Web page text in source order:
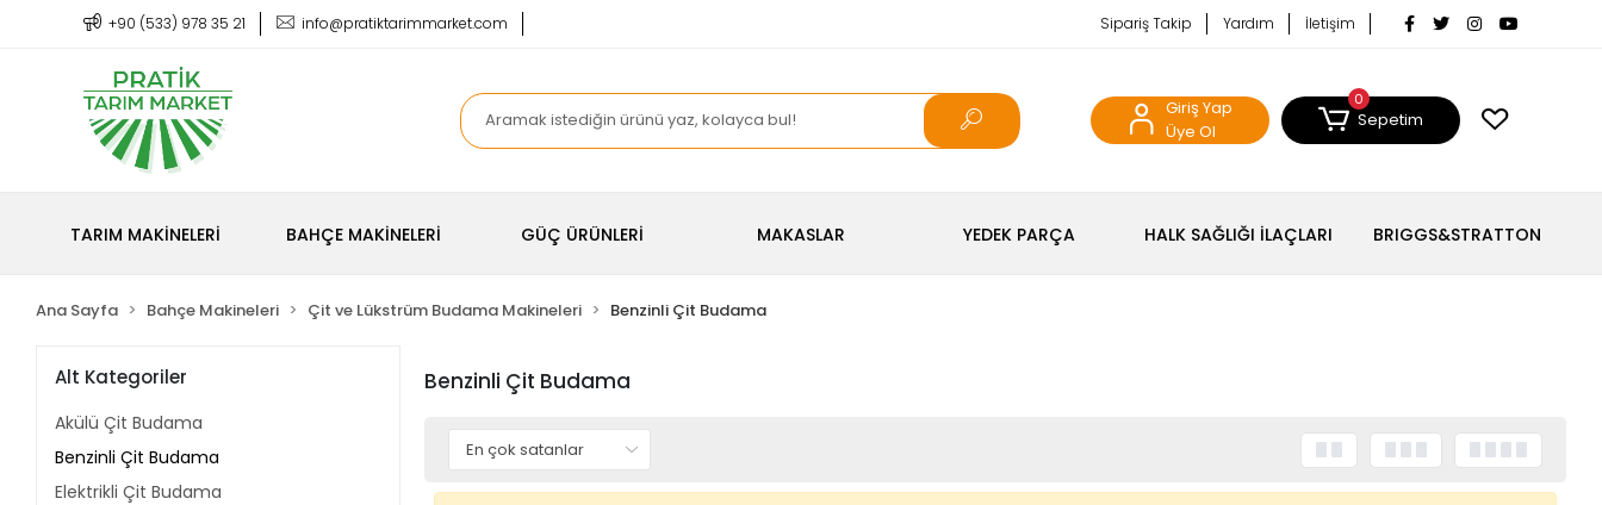
+90 (533) 978 35 21 info@pratiktarimmarket.com Sipariş Takip Yardım İletişim
Giriş Yap
Üye Ol
0
Sepetim
TARIM MAKİNELERİ BAHÇE MAKİNELERİ GÜÇ ÜRÜNLERİ MAKASLAR YEDEK PARÇA HALK SAĞLIĞI İLAÇLARI BRIGGS&STRATTON
Ana Sayfa Bahçe Makineleri Çit ve Lükstrüm Budama Makineleri Benzinli Çit Budama
Alt Kategoriler
Akülü Çit Budama
Benzinli Çit Budama
Elektrikli Çit Budama
Benzinli Çit Budama